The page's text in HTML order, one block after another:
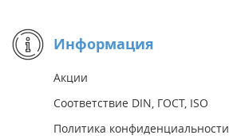
Информация
Акции
Соответствие DIN, ГОСТ, ISO
Политика конфиденциальности